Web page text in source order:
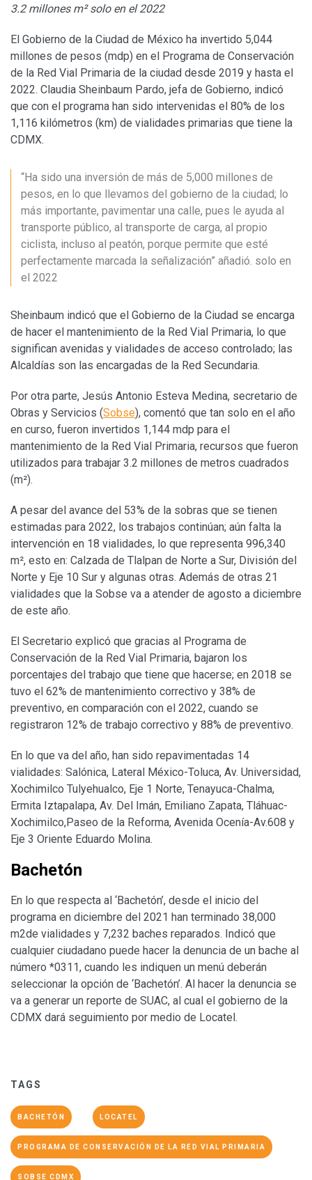
3.2 millones m² solo en el 2022
El Gobierno de la Ciudad de México ha invertido 5,044
millones de pesos (mdp) en el Programa de Conservación
de la Red Vial Primaria de la ciudad desde 2019 y hasta el
2022. Claudia Sheinbaum Pardo, jefa de Gobierno, indicó
que con el programa han sido intervenidas el 80% de los
1,116 kilómetros (km) de vialidades primarias que tiene la
CDMX.
“Ha sido una inversión de más de 5,000 millones de
pesos, en lo que llevamos del gobierno de la ciudad; lo
más importante, pavimentar una calle, pues le ayuda al
transporte público, al transporte de carga, al propio
ciclista, incluso al peatón, porque permite que esté
perfectamente marcada la señalización” añadió. solo en
el 2022
Sheinbaum indicó que el Gobierno de la Ciudad se encarga
de hacer el mantenimiento de la Red Vial Primaria, lo que
significan avenidas y vialidades de acceso controlado; las
Alcaldías son las encargadas de la Red Secundaria.
Por otra parte, Jesús Antonio Esteva Medina, secretario de
Obras y Servicios (Sobse), comentó que tan solo en el año
en curso, fueron invertidos 1,144 mdp para el
mantenimiento de la Red Vial Primaria, recursos que fueron
utilizados para trabajar 3.2 millones de metros cuadrados
(m²).
A pesar del avance del 53% de la sobras que se tienen
estimadas para 2022, los trabajos continúan; aún falta la
intervención en 18 vialidades, lo que representa 996,340
m², esto en: Calzada de Tlalpan de Norte a Sur, División del
Norte y Eje 10 Sur y algunas otras. Además de otras 21
vialidades que la Sobse va a atender de agosto a diciembre
de este año.
El Secretario explicó que gracias al Programa de
Conservación de la Red Vial Primaria, bajaron los
porcentajes del trabajo que tiene que hacerse; en 2018 se
tuvo el 62% de mantenimiento correctivo y 38% de
preventivo, en comparación con el 2022, cuando se
registraron 12% de trabajo correctivo y 88% de preventivo.
En lo que va del año, han sido repavimentadas 14
vialidades: Salónica, Lateral México-Toluca, Av. Universidad,
Xochimilco Tulyehualco, Eje 1 Norte, Tenayuca-Chalma,
Ermita Iztapalapa, Av. Del Imán, Emiliano Zapata, Tláhuac-
Xochimilco,Paseo de la Reforma, Avenida Ocenía-Av.608 y
Eje 3 Oriente Eduardo Molina.
Bachetón
En lo que respecta al ‘Bachetón’, desde el inicio del
programa en diciembre del 2021 han terminado 38,000
m2de vialidades y 7,232 baches reparados. Indicó que
cualquier ciudadano puede hacer la denuncia de un bache al
número *0311, cuando les indiquen un menú deberán
seleccionar la opción de ‘Bachetón’. Al hacer la denuncia se
va a generar un reporte de SUAC, al cual el gobierno de la
CDMX dará seguimiento por medio de Locatel.
TAGS
BACHETÓN LOCATEL
PROGRAMA DE CONSERVACIÓN DE LA RED VIAL PRIMARIA
SOBSE CDMX